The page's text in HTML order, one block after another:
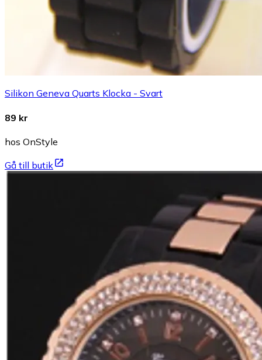
Silikon Geneva Quarts Klocka - Svart
89 kr
hos OnStyle
Gå till butik